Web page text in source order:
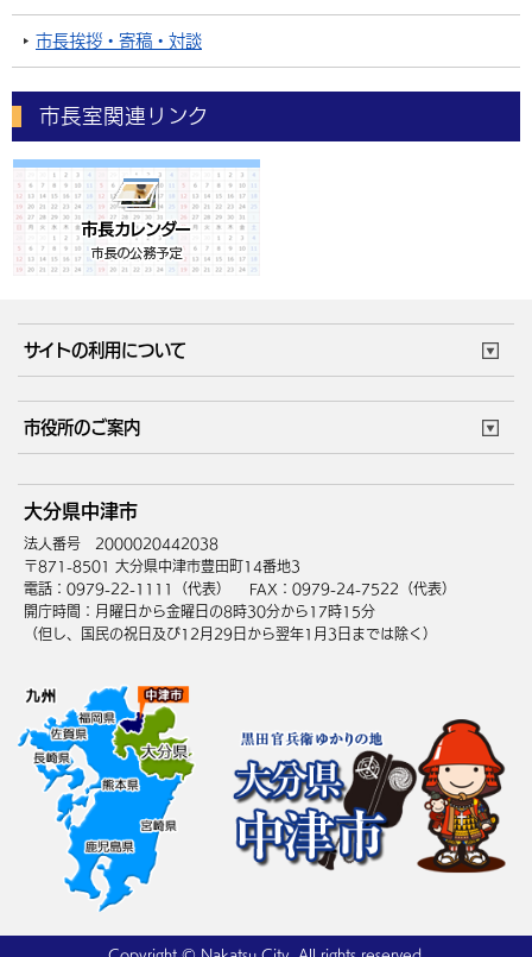
市長挨拶・寄稿・対談
市長室関連リンク
サイトの利用について
サイトマップ
市役所のご案内
庁舎地図 組織案内
中津市へのアクセス
大分県中津市
法人番号 2000020442038
〒871-8501 大分県中津市豊田町14番地3
電話：0979-22-1111（代表）
FAX：0979-24-7522（代表）
開庁時間：月曜日から金曜日の8時30分から17時15分
（但し、国民の祝日及び12月29日から翌年1月3日までは除く）